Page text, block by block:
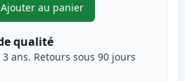
ajuster
Ajouter au panier
,Canon 718 (2661B002AA)
qualité
ans. Retours sous 90 jours